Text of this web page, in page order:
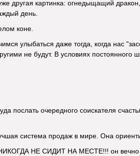
другая картинка: огнедыщащий
день.
коне.
улыбаться даже тогда, когда нас
не будут. В условиях постоянного
послать очередного соискателя
система продаж в мире. Она
НЕ СИДИТ НА МЕСТЕ!!! он вечно